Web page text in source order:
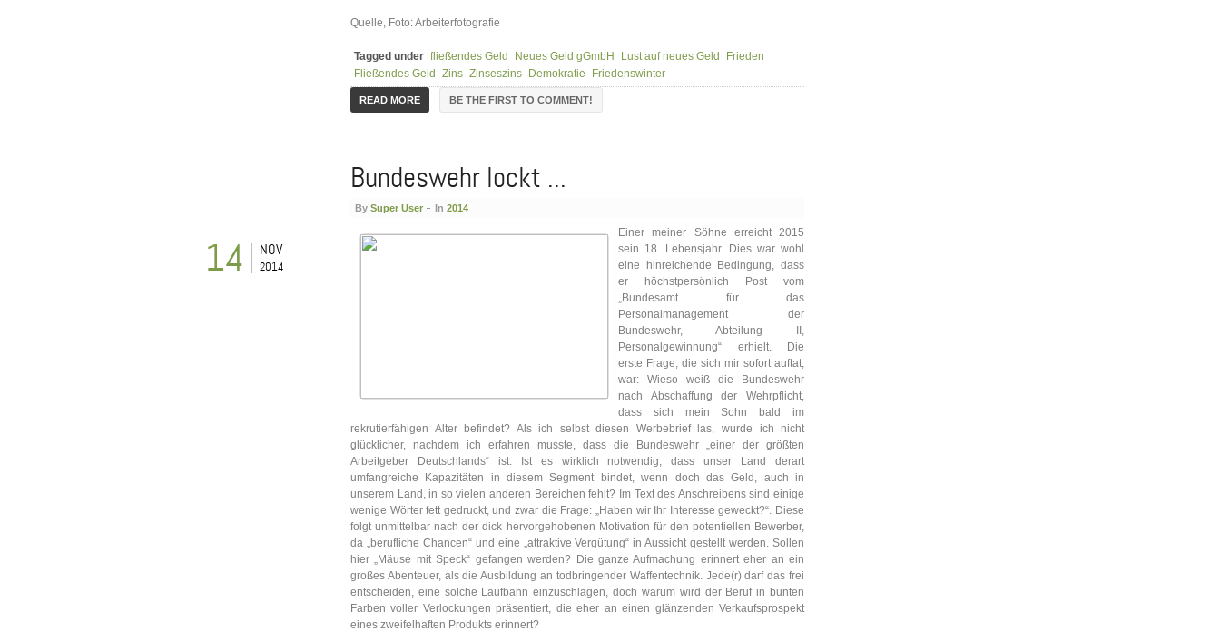
Quelle, Foto: Arbeiterfotografie
Tagged under fließendes Geld Neues Geld gGmbH Lust auf neues Geld
Frieden
Fließendes Geld Zins Zinseszins Demokratie Friedenswinter
READ MORE BE THE FIRST TO COMMENT!
Bundeswehr lockt ...
By Super User In 2014
14 NOV
2014
Einer meiner Söhne erreicht 2015
sein 18. Lebensjahr. Dies war wohl
eine hinreichende Bedingung, dass
er höchstpersönlich Post vom
„Bundesamt für das
Personalmanagement der
Bundeswehr, Abteilung II,
Personalgewinnung“ erhielt. Die
erste Frage, die sich mir sofort auftat,
war: Wieso weiß die Bundeswehr
nach Abschaffung der Wehrpflicht,
dass sich mein Sohn bald im
rekrutierfähigen Alter befindet? Als ich selbst diesen Werbebrief las, wurde ich nicht
glücklicher, nachdem ich erfahren musste, dass die Bundeswehr „einer der größten
Arbeitgeber Deutschlands“ ist. Ist es wirklich notwendig, dass unser Land derart
umfangreiche Kapazitäten in diesem Segment bindet, wenn doch das Geld, auch in
unserem Land, in so vielen anderen Bereichen fehlt? Im Text des Anschreibens sind einige
wenige Wörter fett gedruckt, und zwar die Frage: „Haben wir Ihr Interesse geweckt?“. Diese
folgt unmittelbar nach der dick hervorgehobenen Motivation für den potentiellen Bewerber,
da „berufliche Chancen“ und eine „attraktive Vergütung“ in Aussicht gestellt werden. Sollen
hier „Mäuse mit Speck“ gefangen werden? Die ganze Aufmachung erinnert eher an ein
großes Abenteuer, als die Ausbildung an todbringender Waffentechnik. Jede(r) darf das frei
entscheiden, eine solche Laufbahn einzuschlagen, doch warum wird der Beruf in bunten
Farben voller Verlockungen präsentiert, die eher an einen glänzenden Verkaufsprospekt
eines zweifelhaften Produkts erinnert?